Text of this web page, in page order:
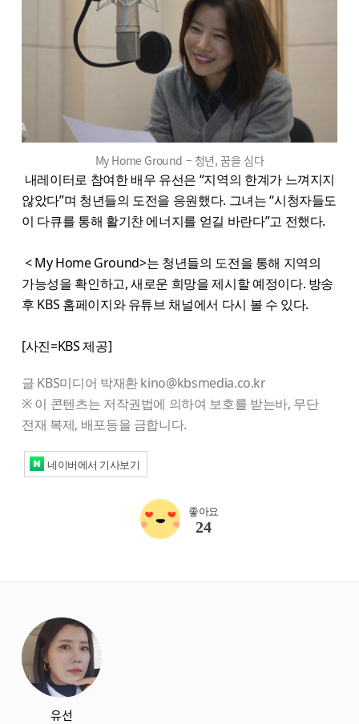
My Home Ground – 청년, 꿈을 심다
내레이터로 참여한 배우 유선은 “지역의 한계가 느껴지지
않았다”며 청년들의 도전을 응원했다. 그녀는 “시청자들도
이 다큐를 통해 활기찬 에너지를 얻길 바란다”고 전했다.
< My Home Ground>는 청년들의 도전을 통해 지역의
가능성을 확인하고, 새로운 희망을 제시할 예정이다. 방송
후 KBS 홈페이지와 유튜브 채널에서 다시 볼 수 있다.
[사진=KBS 제공]
글 KBS미디어 박재환 kino@kbsmedia.co.kr
※ 이 콘텐츠는 저작권법에 의하여 보호를 받는바, 무단
전재 복제, 배포등을 금합니다.
네이버에서 기사보기
좋아요
24
유선